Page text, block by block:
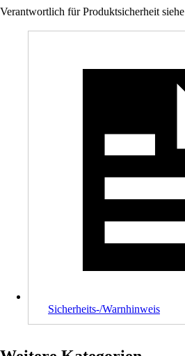
Verantwortlich für Produktsicherheit siehe
Sicherheits-/Warnhinweis